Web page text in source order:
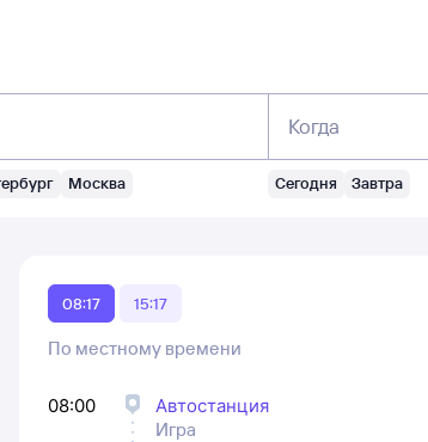
Москва
Когда
Сегодня Завтра
08:17 15:17
По местному времени
08:00
Автостанция
Игра